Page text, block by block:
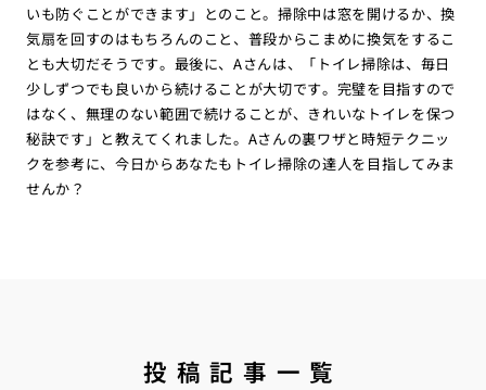
いも防ぐことができます」とのこと。掃除中は窓を開けるか、換
気扇を回すのはもちろんのこと、普段からこまめに換気をするこ
とも大切だそうです。最後に、Aさんは、「トイレ掃除は、毎日
少しずつでも良いから続けることが大切です。完璧を目指すので
はなく、無理のない範囲で続けることが、きれいなトイレを保つ
秘訣です」と教えてくれました。Aさんの裏ワザと時短テクニッ
クを参考に、今日からあなたもトイレ掃除の達人を目指してみま
せんか？
投稿記事一覧